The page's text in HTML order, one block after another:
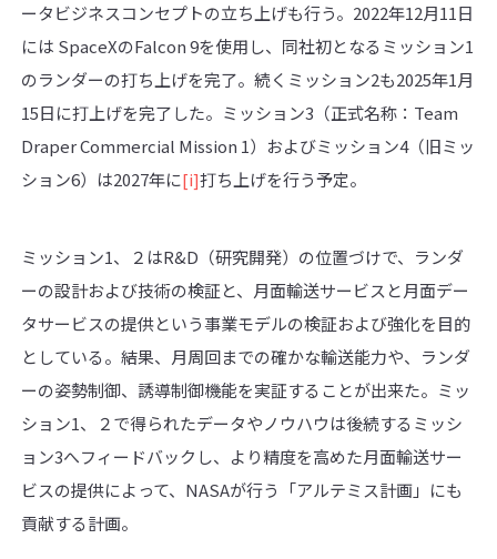
ータビジネスコンセプトの立ち上げも行う。2022年12月11日
には SpaceXのFalcon 9を使用し、同社初となるミッション1
のランダーの打ち上げを完了。続くミッション2も2025年1月
15日に打上げを完了した。ミッション3（正式名称：Team
Draper Commercial Mission 1）およびミッション4（旧ミッ
ション6）は2027年に[i]打ち上げを行う予定。
ミッション1、２はR&D（研究開発）の位置づけで、ランダ
ーの設計および技術の検証と、月面輸送サービスと月面デー
タサービスの提供という事業モデルの検証および強化を目的
としている。結果、月周回までの確かな輸送能力や、ランダ
ーの姿勢制御、誘導制御機能を実証することが出来た。ミッ
ション1、２で得られたデータやノウハウは後続するミッシ
ョン3へフィードバックし、より精度を高めた月面輸送サー
ビスの提供によって、NASAが行う「アルテミス計画」にも
貢献する計画。